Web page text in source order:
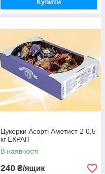
Цукерки Асорті Аметист-2 0,5
кг ЕКРАН
В наявності
240 ₴/ящик